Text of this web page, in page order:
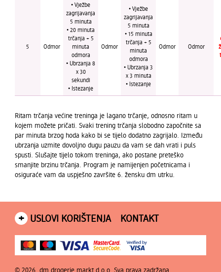
5 Odmor
• Vježbe
zagrijavanja
5 minuta
• 20 minuta
trčanja + 5
minuta
odmora
• Ubrzanja 8
x 30
sekundi
• Istezanje
Odmor
• Vježbe
zagrijavanja
5 minuta
• 15 minuta
trčanja + 5
minuta
odmora
• Ubrzanja 3
x 3 minuta
• Istezanje
Odmor Odmor
Ritam trčanja većine treninga je lagano trčanje, odnosno ritam u
kojem možete pričati. Svaki trening trčanja slobodno započnite sa
par minuta brzog hoda kako bi se tijelo dodatno zagrijalo. Između
ubrzanja uzmite dovoljno dugu pauzu da vam se dah vrati i puls
spusti. Slušajte tijelo tokom treninga, ako postane preteško
smanjite brzinu trčanja. Program je namijenjen početnicama i
osiguraće vam da uspješno završite 6. žensku dm utrku.
+ USLOVI KORIŠTENJA KONTAKT
© 2026. dm drogerie markt d.o.o. Sva prava zadržana.